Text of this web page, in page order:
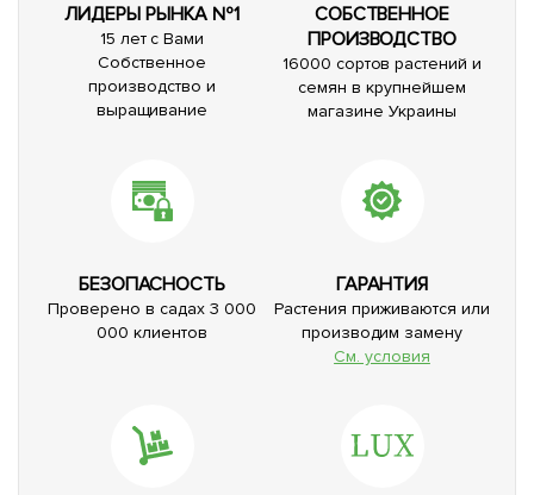
ЛИДЕРЫ РЫНКА №1
15 лет с Вами
Собственное
производство и
выращивание
СОБСТВЕННОЕ
ПРОИЗВОДСТВО
16000 сортов растений и
семян в крупнейшем
магазине Украины
БЕЗОПАСНОСТЬ
Проверено в садах 3 000
000 клиентов
ГАРАНТИЯ
Растения приживаются или
производим замену
См. условия